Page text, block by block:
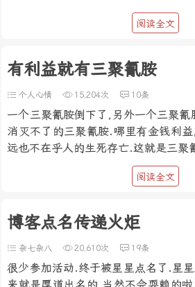
阅读全文
有利益就有三聚氰胺
个人心情 15,204次 10条
一个三聚氰胺倒下了,另外一个三聚
消灭不了的三聚氰胺.哪里有金钱利
远也不在乎人的生死存亡.这就是三聚
阅读全文
博客点名传递火炬
杂七杂八 20,610次 19条
很少参加活动.终于被星星点名了.星